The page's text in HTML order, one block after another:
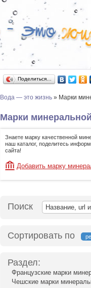
Поделиться…
Вода — это жизнь » Марки
Марки
Знаете марку качественной
наш каталог, поделитесь
сайта!
Добавить марку
Поиск
Сортировать по
Раздел:
Французские марки
Чешские марки